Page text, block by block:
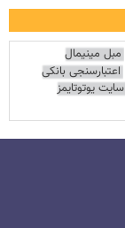
مبل مینیمال
اعتبارسنجی بانکی
سایت یوتوتایمز